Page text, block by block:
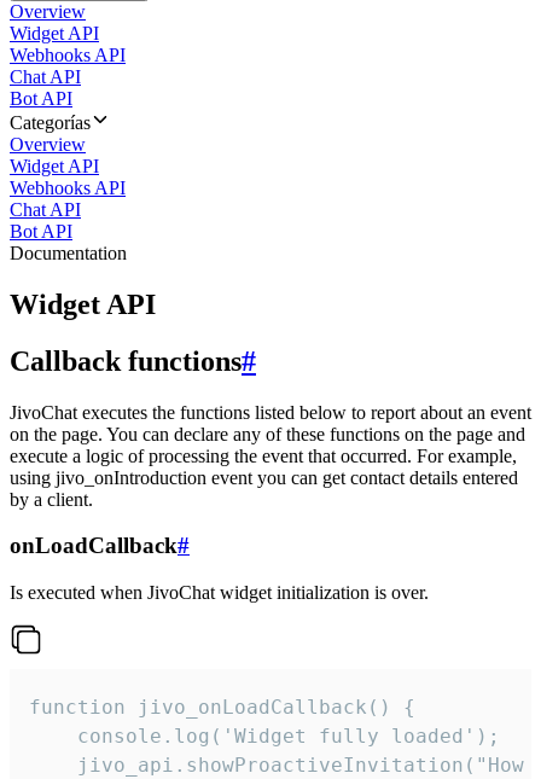
Overview
Widget API
Webhooks API
Chat API
Bot API
Categorías
Overview
Widget API
Webhooks API
Chat API
Bot API
Documentation
Widget API
Callback functions#
JivoChat executes the functions listed below to report about an event
on the page. You can declare any of these functions on the page and
execute a logic of processing the event that occurred. For example,
using jivo_onIntroduction event you can get contact details entered
by a client.
onLoadCallback#
Is executed when JivoChat widget initialization is over.
function jivo_onLoadCallback() {
    console.log('Widget fully loaded');
jivo_api.showProactiveInvitation("How